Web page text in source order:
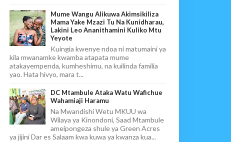
Mume Wangu Alikuwa Akimsikiliza
Mama Yake Mzazi Tu Na Kunidharau,
Lakini Leo Ananithamini Kuliko Mtu
Yeyote
Kuingia kwenye ndoa ni matumaini ya
kila mwanamke kwamba atapata mume
atakayempenda, kumheshimu, na kuilinda familia
yao. Hata hivyo, mara t...
DC Mtambule Ataka Watu Wafichue
Wahamiaji Haramu
Na Mwandishi Wetu MKUU wa
Wilaya ya Kinondoni, Saad Mtambule
ameipongeza shule ya Green Acres
ya jijini Dar es Salaam kwa kuwa ya kwanza kua...